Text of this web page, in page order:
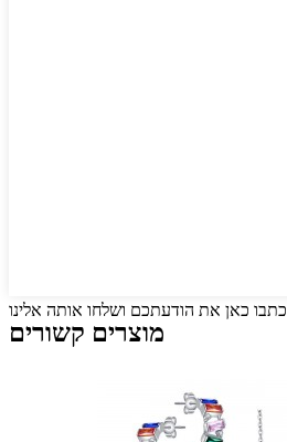
כתבו כאן את הודעתכם ושלחו אותה אלינו
מוצרים קשורים